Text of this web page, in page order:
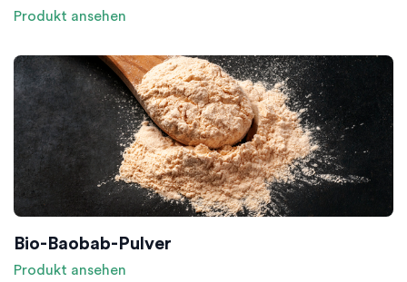
Produkt ansehen
Bio-Baobab-Pulver
Produkt ansehen